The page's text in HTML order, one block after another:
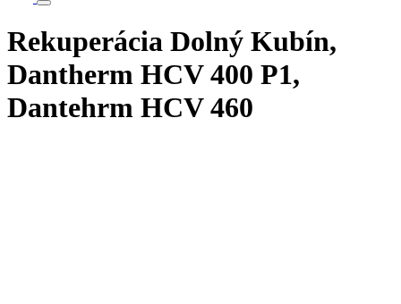
Rekuperácia Dolný Kubín,
Dantherm HCV 400 P1,
Dantehrm HCV 460